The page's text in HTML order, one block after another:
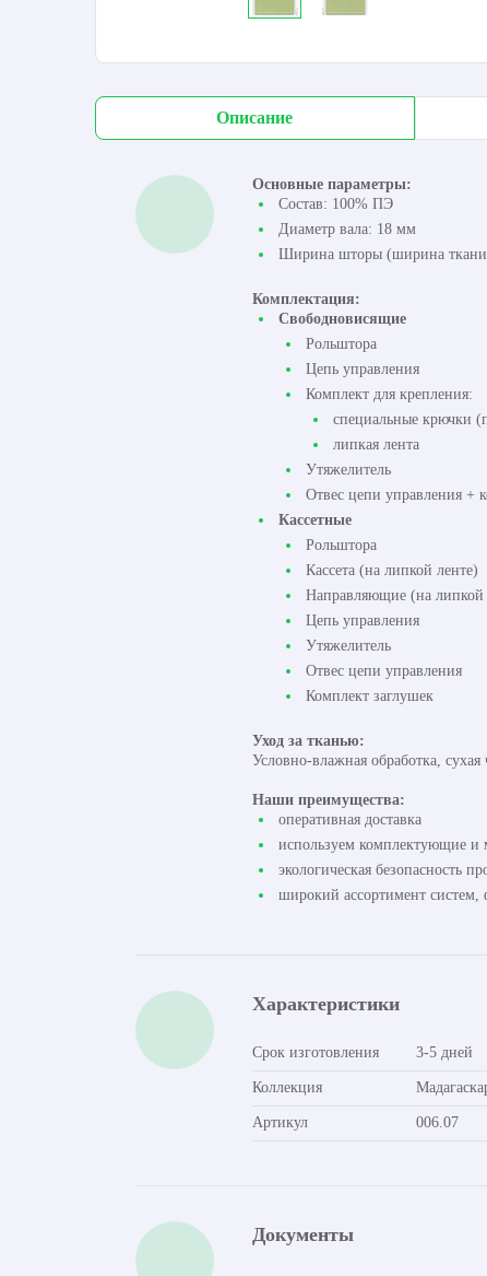
Описание
Основные параметры:
Состав: 100% ПЭ
Диаметр вала: 18 мм
Ширина шторы (ширина
Комплектация:
Свободновисящие
Рольштора
Цепь управления
Комплект для крепления:
специальные крючки
липкая лента
Утяжелитель
Отвес цепи управления +
Кассетные
Рольштора
Кассета (на липкой ленте)
Направляющие (на липкой
Цепь управления
Утяжелитель
Отвес цепи управления
Комплект заглушек
Уход за тканью:
Условно-влажная обработка,
Наши преимущества:
оперативная доставка
используем комплектующие и
экологическая безопасность
широкий ассортимент систем,
Характеристики
Срок изготовления 3-5 дней
Коллекция
Артикул 006.07
Документы